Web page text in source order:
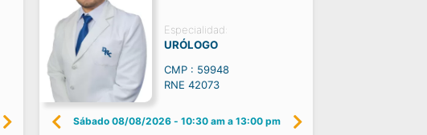
Especialidad:
URÓLOGO
CMP : 59948
RNE 42073
Sábado 08/08/2026 - 10:30 am a 13:00 pm